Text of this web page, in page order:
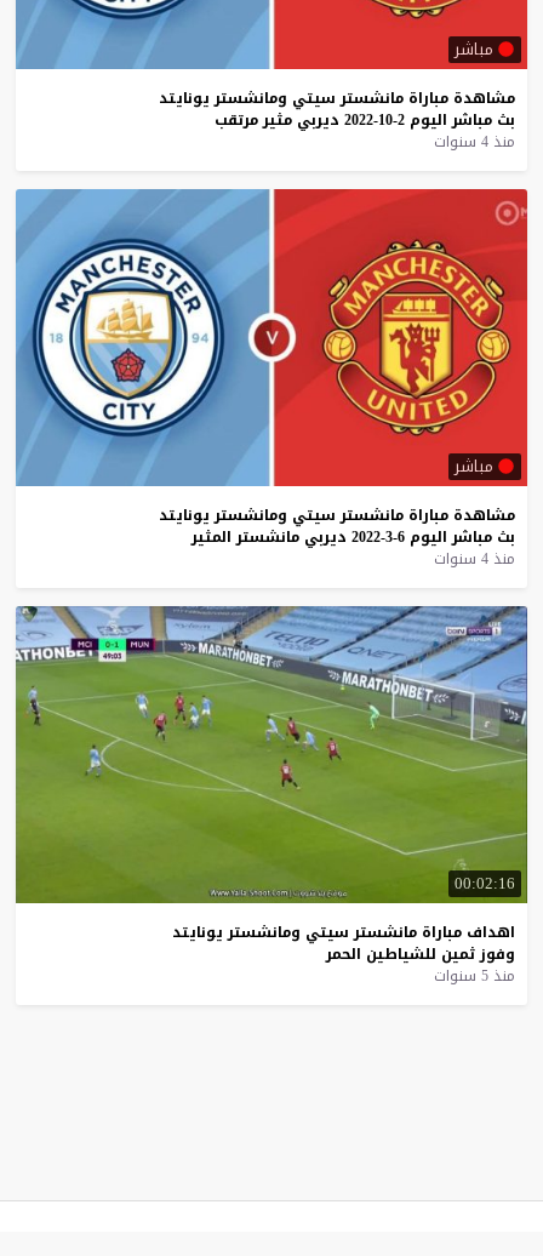
مباشر
مشاهدة مباراة مانشستر سيتي ومانشستر يونايتد
بث مباشر اليوم 2-10-2022 ديربيمثيرمرتقب
منذ 4 سنوات
مباشر
مشاهدة مباراة مانشستر سيتي ومانشستر يونايتد
بث مباشر اليوم 6-3-2022 ديربي مانشستر المثير
منذ 4 سنوات
00:02:16
اهداف مباراة مانشستر سيتي ومانشستر يونايتد
وفوزثمين للشياطين الحمر
منذ 5 سنوات